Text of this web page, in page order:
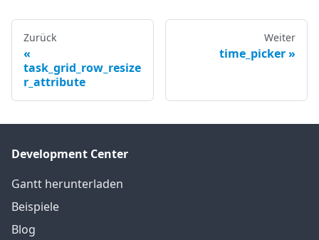
Zurück
task_grid_row_resize
r_attribute
Weiter
time_picker
Development Center
Gantt herunterladen
Beispiele
Blog